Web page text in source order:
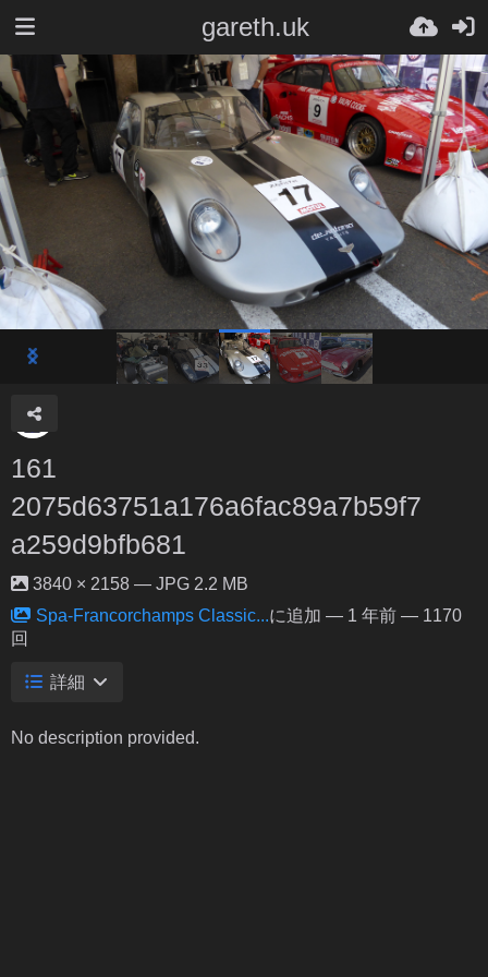
gareth.uk
161
2075d63751a176a6fac89a7b59f7
a259d9bfb681
3840 × 2158 — JPG 2.2 MB
Spa-Francorchamps Classic...に追加 — 1 年前 — 1170
回
詳細
No description provided.